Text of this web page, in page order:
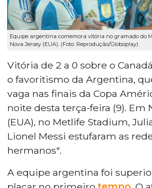
Equipe argentina comemora vitória no gramado do
Nova Jersey (EUA). (Foto: Reprodução/Globoplay)
Vitória de 2 a 0 sobre o
o favoritismo da Argentina,
vaga nas finais da Copa
noite desta terça-feira (9). Em
(EUA), no Metlife Stadium,
Lionel Messi estufaram as
hermanos".
A equipe argentina foi